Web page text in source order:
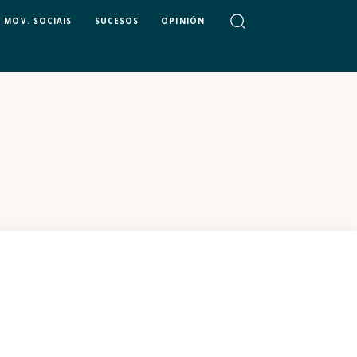
MOV. SOCIAIS SUCESOS OPINIÓN